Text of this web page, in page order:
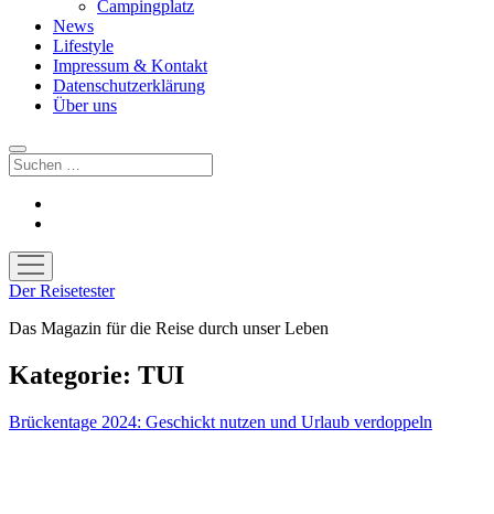
Campingplatz
News
Lifestyle
Impressum & Kontakt
Datenschutzerklärung
Über uns
Suchen
Menü
öffnen
Der Reisetester
Das Magazin für die Reise durch unser Leben
Kategorie: TUI
Brückentage 2024: Geschickt nutzen und Urlaub verdoppeln